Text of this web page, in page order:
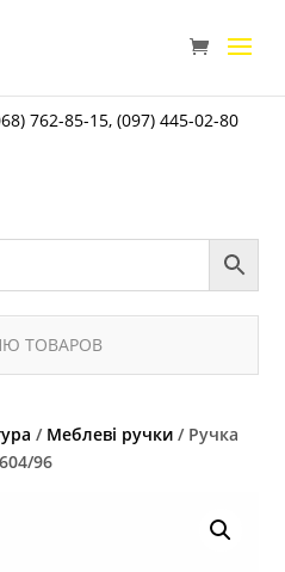
762-85-15,(097) 445-02-80
ТОВАРОВ
/ Меблеві ручки / Ручка
96